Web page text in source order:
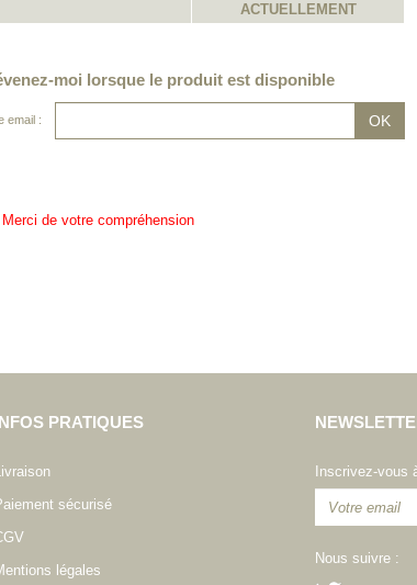
ACTUELLEMENT
moi lorsque le produit est disponible
email :
de votre compréhension
PRATIQUES
sécurisé
légales
Inscrivez-vous
Nous suivre :